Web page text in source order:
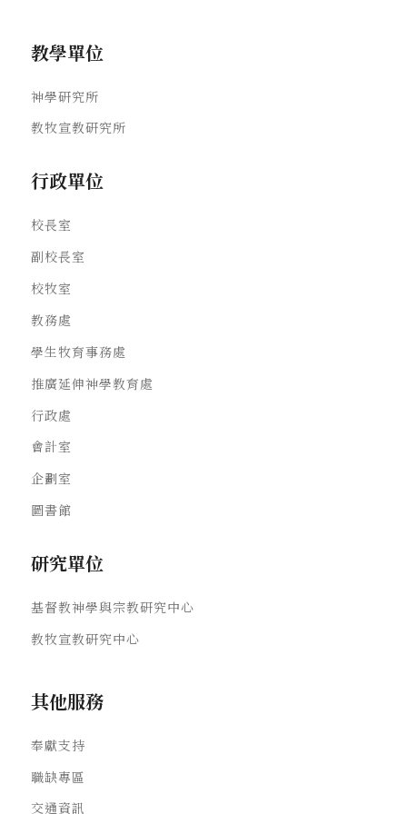
教學單位
神學研究所
教牧宣教研究所
行政單位
校長室
副校長室
校牧室
教務處
學生牧育事務處
推廣延伸神學教育處
行政處
會計室
企劃室
圖書館
研究單位
基督教神學與宗教研究中心
教牧宣教研究中心
其他服務
奉獻支持
職缺專區
交通資訊